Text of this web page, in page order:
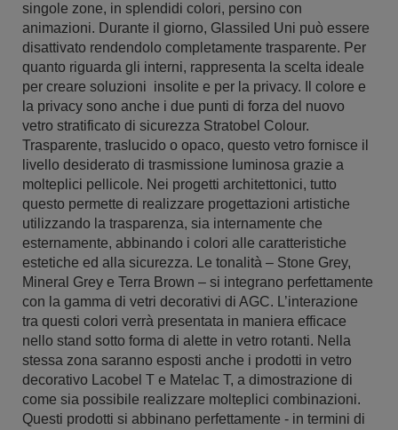
singole zone, in splendidi colori, persino con
animazioni. Durante il giorno, Glassiled Uni può essere
disattivato rendendolo completamente trasparente. Per
quanto riguarda gli interni, rappresenta la scelta ideale
per creare soluzioni insolite e per la privacy. Il colore e
la privacy sono anche i due punti di forza del nuovo
vetro stratificato di sicurezza Stratobel Colour.
Trasparente, traslucido o opaco, questo vetro fornisce il
livello desiderato di trasmissione luminosa grazie a
molteplici pellicole. Nei progetti architettonici, tutto
questo permette di realizzare progettazioni artistiche
utilizzando la trasparenza, sia internamente che
esternamente, abbinando i colori alle caratteristiche
estetiche ed alla sicurezza. Le tonalità – Stone Grey,
Mineral Grey e Terra Brown – si integrano perfettamente
con la gamma di vetri decorativi di AGC. L’interazione
tra questi colori verrà presentata in maniera efficace
nello stand sotto forma di alette in vetro rotanti. Nella
stessa zona saranno esposti anche i prodotti in vetro
decorativo Lacobel T e Matelac T, a dimostrazione di
come sia possibile realizzare molteplici combinazioni.
Questi prodotti si abbinano perfettamente - in termini di